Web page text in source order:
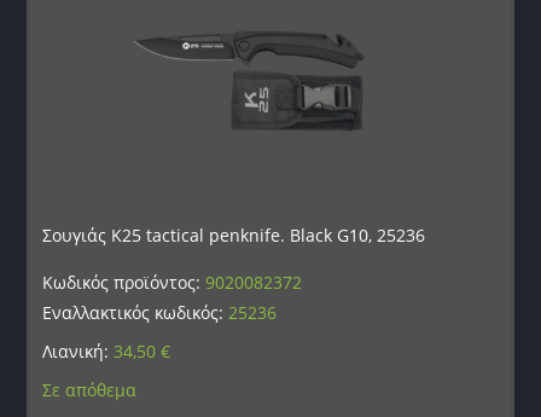
Σουγιάς K25 tactical penknife. Black G10, 25236
Κωδικός προϊόντος:9020082372
Εναλλακτικός κωδικός:25236
Λιανική: 34,50€
Σε απόθεμα